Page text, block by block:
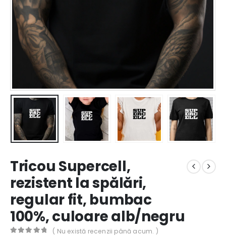
Tricou Supercell,
rezistent la spălări,
regular fit, bumbac
100%, culoare alb/negru
( Nu există recenzii până acum. )